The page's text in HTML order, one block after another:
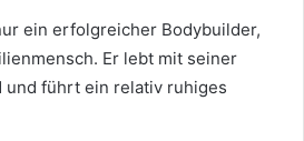
ein erfolgreicher Bodybuilder,
Er lebt mit seiner
und führt ein relativ ruhiges